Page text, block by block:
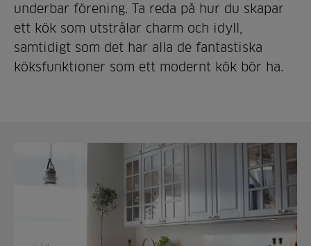
underbar förening. Ta reda på hur du skapar
ett kök som utstrålar charm och idyll,
samtidigt som det har alla de fantastiska
köksfunktioner som ett modernt kök bör ha.